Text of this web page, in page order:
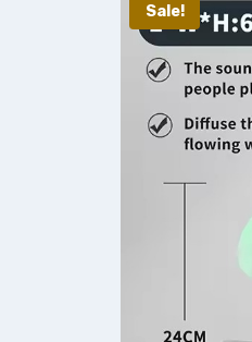
Sale!